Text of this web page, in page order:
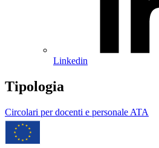
Linkedin
Tipologia
Circolari per docenti e personale ATA